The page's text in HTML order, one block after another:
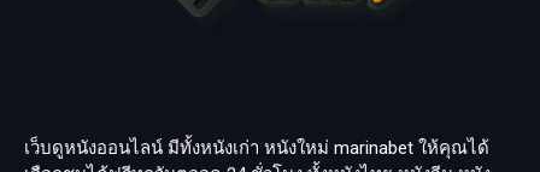
เว็บดูหนังออนไลน์ มีทั้งหนังเก่า หนังใหม่ marinabet ให้คุณได้